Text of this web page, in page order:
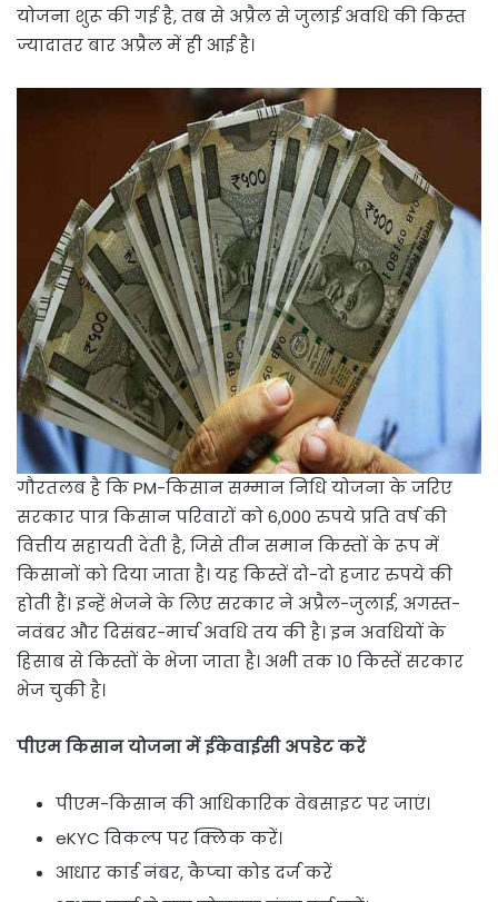
योजना शुरू की गई है, तब से अप्रैल से जुलाई अवधि की किस्त
ज्यादातर बार अप्रैल में ही आई है।
गौरतलब है कि PM-किसान सम्मान निधि योजना के जरिए
सरकार पात्र किसान परिवारों को 6,000 रुपये प्रति वर्ष की
वित्तीय सहायती देती है, जिसे तीन समान किस्तों के रूप में
किसानों को दिया जाता है। यह किस्तें दो-दो हजार रुपये की
होती हैं। इन्हें भेजने के लिए सरकार ने अप्रैल-जुलाई, अगस्त-
नवंबर और दिसंबर-मार्च अवधि तय की है। इन अवधियों के
हिसाब से किस्तों के भेजा जाता है। अभी तक 10 किस्तें सरकार
भेज चुकी है।
पीएम किसान योजना में ईकेवाईसी अपडेट करें
पीएम-किसान की आधिकारिक वेबसाइट पर जाएं।
eKYC विकल्प पर क्लिक करें।
आधार कार्ड नंबर, कैप्चा कोड दर्ज करें